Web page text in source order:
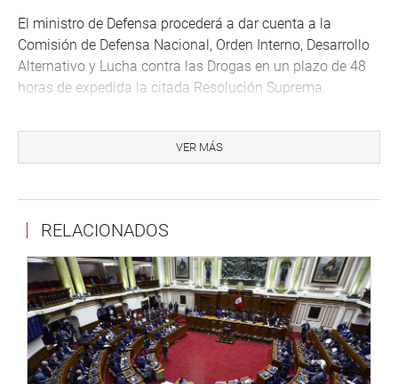
El ministro de Defensa procederá a dar cuenta a la
Comisión de Defensa Nacional, Orden Interno, Desarrollo
Alternativo y Lucha contra las Drogas en un plazo de 48
horas de expedida la citada Resolución Suprema.
Defensa Nacional, Luciana León Romero (CPA), el
personal militar extranjero iniciará sus operaciones en el
Los entrenamientos de operaciones especiales con el
Comando de Inteligencia y Operaciones Especiales
Conjuntas y Fuerza Especial Conjunta, se realizarán en
las regiones de Lima, Callao, Arequipa, Loreto, San Martín,
Huánuco, Ucayali, Pasco, Junín, Huancavelica, Cusco,
Ayacucho y Apurímac. (jon).
VER MÁS
RELACIONADOS